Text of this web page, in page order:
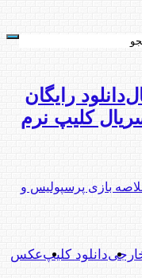
دانلود رایگان
کلیپ نرم
دانلود کلیپعکس
بازی پرسپولیس و